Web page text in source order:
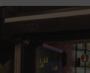
για ένα
είναι